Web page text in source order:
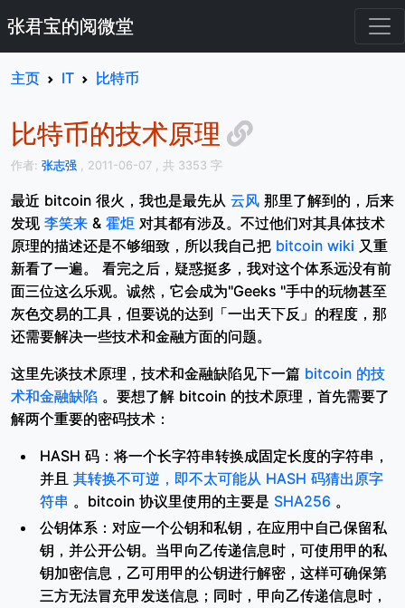
张君宝的阅微堂
主页 IT 比特币
比特币的技术原理
作者: 张志强 , 2011-06-07 , 共 3353 字
最近 bitcoin 很火，我也是最先从 云风 那里了解到的，后来
发现 李笑来 & 霍炬 对其都有涉及。不过他们对其具体技术
原理的描述还是不够细致，所以我自己把 bitcoin wiki 又重
新看了一遍。 看完之后，疑惑挺多，我对这个体系远没有前
面三位这么乐观。诚然，它会成为"Geeks "手中的玩物甚至
灰色交易的工具，但要说的达到「一出天下反」的程度，那
还需要解决一些技术和金融方面的问题。
这里先谈技术原理，技术和金融缺陷见下一篇 bitcoin 的技
术和金融缺陷 。要想了解 bitcoin 的技术原理，首先需要了
解两个重要的密码技术：
HASH 码：将一个长字符串转换成固定长度的字符串，
并且 其转换不可逆，即不太可能从 HASH 码猜出原字
符串 。bitcoin 协议里使用的主要是 SHA256 。
公钥体系：对应一个公钥和私钥，在应用中自己保留私
钥，并公开公钥。当甲向乙传递信息时，可使用甲的私
钥加密信息，乙可用甲的公钥进行解密，这样可确保第
三方无法冒充甲发送信息；同时，甲向乙传递信息时，